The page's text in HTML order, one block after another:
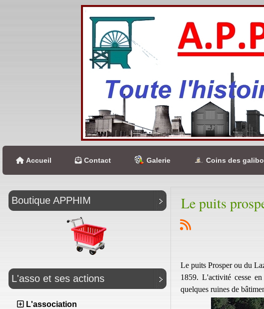
Accueil Contact Galerie Coins des
Boutique APPHIM
L'asso et ses actions
L'association
Le puits
Le puits Prosper ou du
1859. L'activité cesse
quelques ruines de